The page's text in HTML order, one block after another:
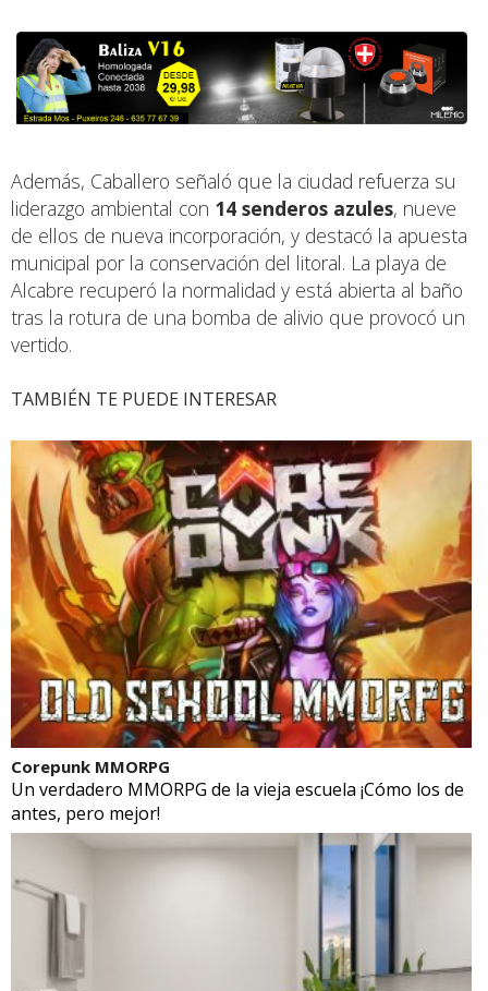
Además, Caballero señaló que la ciudad refuerza su
liderazgo ambiental con 14 senderos azules, nueve
de ellos de nueva incorporación, y destacó la apuesta
municipal por la conservación del litoral. La playa de
Alcabre recuperó la normalidad y está abierta al baño
tras la rotura de una bomba de alivio que provocó un
vertido.
TAMBIÉN TE PUEDE INTERESAR
Corepunk MMORPG
Un verdadero MMORPG de la vieja escuela ¡Cómo los de
antes, pero mejor!